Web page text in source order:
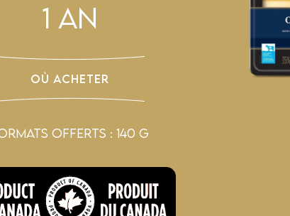
1 AN
OÙ ACHETER
OFFERTS : 140 g